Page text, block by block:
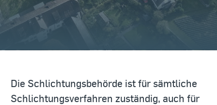
Die Schlichtungsbehörde ist für sämtliche
Schlichtungsverfahren zuständig, auch für